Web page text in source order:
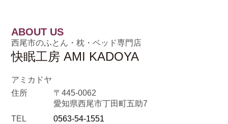
ABOUT US
西尾市のふとん・枕・ベッド専門店
快眠工房 AMI KADOYA
アミカドヤ
住所
〒445-0062
愛知県西尾市丁田町五助7
TEL
0563-54-1551